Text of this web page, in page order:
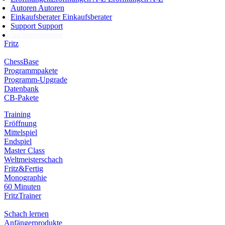
Autoren Autoren
EinkaufsberaterEinkaufsberater
Support Support
Mitgliedschaft
Dukaten
Schachprogramme
Fritz
ChessBase
Programmpakete
Programm-Upgrade
Datenbank
CB-Pakete
Training
Eröffnung
Mittelspiel
Endspiel
Master Class
Weltmeisterschach
Fritz&Fertig
Monographie
60 Minuten
FritzTrainer
Schach lernen
Anfängerprodukte